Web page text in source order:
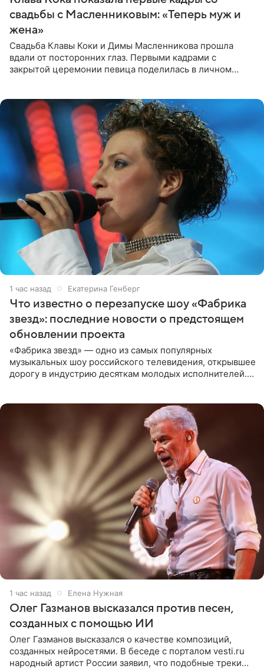
свадьбы с Масленниковым: «Теперь муж и
жена»
Свадьба Клавы Коки и Димы Масленникова прошла
вдали от посторонних глаз. Первыми кадрами с
закрытой церемонии певица поделилась в личном
1 час назад Екатерина Генберг
Что известно о перезапуске шоу «Фабрика
звезд»: последние новости о предстоящем
обновлении проекта
«Фабрика звезд» — одно из самых популярных
музыкальных шоу российского телевидения, открывшее
дорогу в индустрию десяткам молодых исполнителей.
1 час назад Елена Нужная
Олег Газманов высказался против песен,
созданных с помощью ИИ
Олег Газманов высказался о качестве композиций,
созданных нейросетями. В беседе с порталом vesti.ru
народный артист России заявил, что подобные треки